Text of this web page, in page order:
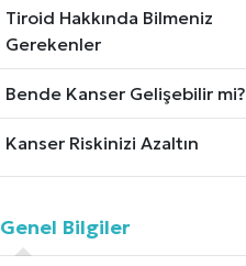
Tiroid Hakkında Bilmeniz
Gerekenler
Bende Kanser Gelişebilir mi?
Kanser Riskinizi Azaltın
Genel Bilgiler